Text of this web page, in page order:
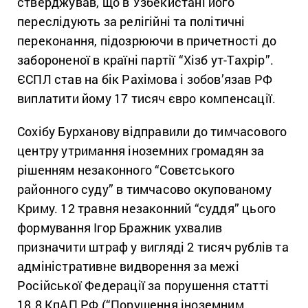
переслідують за релігійні та політичні
переконання, підозрюючи в причетності до
забороненої в країні партії “Хізб ут-Тахрір”.
ЄСПЛ став на бік Рахімова і зобов’язав РФ
виплатити йому 17 тисяч євро компенсації.
Сохібу Бурханову відправили до тимчасового
центру утримання іноземних громадян за
рішенням незаконного “Совєтського
районного суду” в тимчасово окупованому
Криму. 12 травня незаконний “суддя” цього
формування Ігор Бражник ухвалив
призначити штраф у вигляді 2 тисяч рублів та
адміністративне видворення за межі
Російської Федерації за порушення статті
18.8 КпАП РФ (“Порушення іноземним